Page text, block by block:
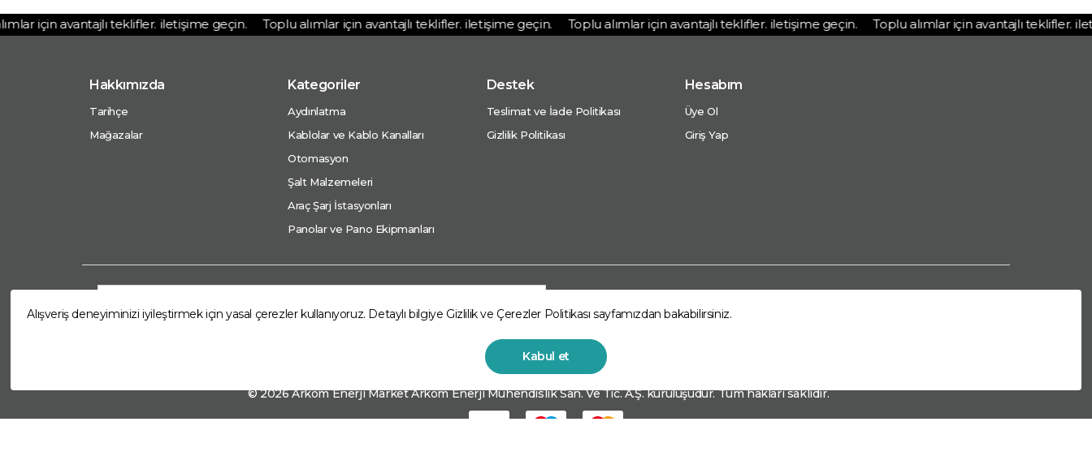
Alışveriş deneyiminizi iyileştirmek için yasal çerezler kullanıyoruz. Detaylı bilgiye Gizlilik ve Çerezler Politikasısayfamızdan bakabilirsiniz.
Kabul et
için avantajlı teklifler. iletişime geçin. Toplu alımlar için avantajlı teklifler. iletişime geçin. Toplu alımlar için avantajlı teklifler. iletişime geçin. Toplu alımlar için avantajlı teklifler.
Hakkımızda
Tarihçe
Mağazalar
Kategoriler
Aydınlatma
Kablolar ve Kablo Kanalları
Otomasyon
Şalt Malzemeleri
Araç Şarj İstasyonları
Panolar ve Pano Ekipmanları
Destek
Teslimat ve İade Politikası
Gizlilik Politikası
Hesabım
Üye Ol
Giriş Yap
© 2026 Arkom Enerji Market Arkom Enerji Mühendislik San. Ve Tic. A.Ş. kuruluşudur. Tüm hakları saklıdır.